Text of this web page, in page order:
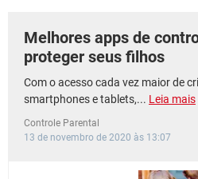
GUIA DE COMPRAS
CELULAR
OUTLOOK
INSTAGRAM
OUTLOOK
INSTAGRAM
Melhores apps de
proteger seus filhos
Com o acesso cada vez maior de
smartphones e tablets,... Leia mais
Controle Parental
13 de novembro de 2020 às 13:07